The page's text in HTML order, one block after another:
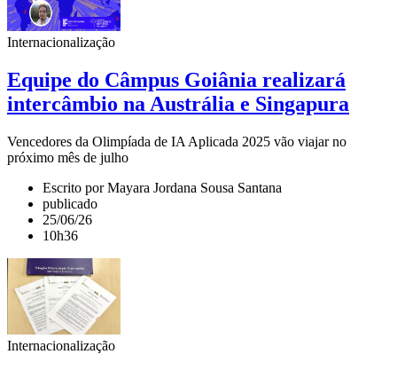
Internacionalização
Equipe do Câmpus Goiânia realizará
intercâmbio na Austrália e Singapura
Vencedores da Olimpíada de IA Aplicada 2025 vão viajar no
próximo mês de julho
Escrito por Mayara Jordana Sousa Santana
publicado
25/06/26
10h36
Internacionalização